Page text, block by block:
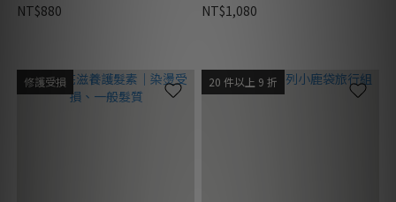
NT$880 NT$1,080
修護受損 20 件以上 9 折